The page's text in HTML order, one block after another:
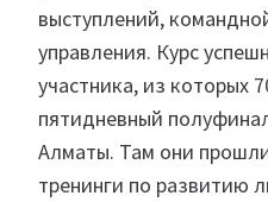
выступлений,
управления. Курс
участника, из которых
пятидневный
Алматы. Там они
тренинги по развитию